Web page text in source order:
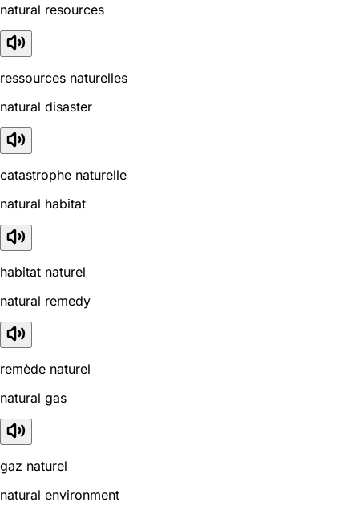
natural resources
ressources naturelles
natural disaster
catastrophe naturelle
natural habitat
habitat naturel
natural remedy
remède naturel
natural gas
gaz naturel
natural environment